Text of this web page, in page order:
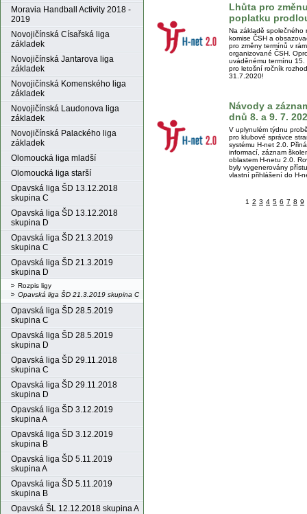
Moravia Handball Activity 2018 -
2019
Novojičínská Císařská liga
základek
Novojičínská Jantarova liga
základek
Novojičínská Komenského liga
základek
Novojičínská Laudonova liga
základek
Novojičínská Palackého liga
základek
Olomoucká liga mladší
Olomoucká liga starší
Opavská liga ŠD 13.12.2018
skupina C
Opavská liga ŠD 13.12.2018
skupina D
Opavská liga ŠD 21.3.2019
skupina C
Opavská liga ŠD 21.3.2019
skupina D
Rozpis ligy
Opavská liga ŠD 21.3.2019 skupina C
Opavská liga ŠD 28.5.2019
skupina C
Opavská liga ŠD 28.5.2019
skupina D
Opavská liga ŠD 29.11.2018
skupina C
Opavská liga ŠD 29.11.2018
skupina D
Opavská liga ŠD 3.12.2019
skupina A
Opavská liga ŠD 3.12.2019
skupina B
Opavská liga ŠD 5.11.2019
skupina A
Opavská liga ŠD 5.11.2019
skupina B
Opavská ŠL 12.12.2018 skupina A
Lhůta pro
poplatku
Na základě společného
komise ČSH a
pro změny termínů v
organizované ČSH.
uváděnému termínu
pro letošní ročník
31.7.2020!
Návody a
dnů 8. a 9. 7.
V uplynulém týdnu
pro klubové správce
systému H-net 2.0.
informací, záznam
oblastem H-netu 2.0.
byly vygenerovány
vlastní přihlášení do H-
1 2 3 4 5 6 7 8 9